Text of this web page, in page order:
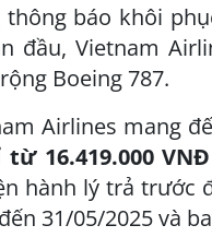
báo khôi
đầu, Vietnam
Boeing 787.
Airlines mang
từ 16.419.000
hành lý trả trước
31/05/2025 và